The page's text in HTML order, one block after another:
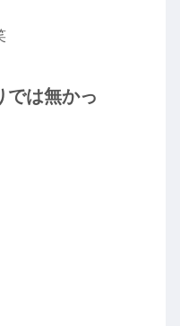
では無かっ